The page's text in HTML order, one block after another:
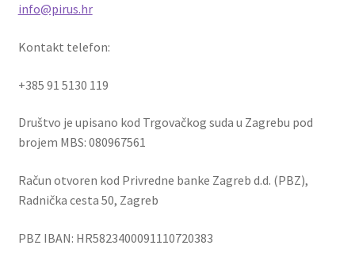
info@pirus.hr
Kontakt telefon:
+385 91 5130 119
Društvo je upisano kod Trgovačkog suda u Zagrebu pod
brojem MBS: 080967561
Račun otvoren kod Privredne banke Zagreb d.d. (PBZ),
Radnička cesta 50, Zagreb
PBZ IBAN: HR5823400091110720383